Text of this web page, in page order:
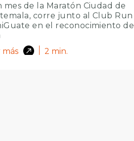
mes de la Maratón Ciudad de
corre junto al Club Run
en el reconocimiento de
más
2 min.